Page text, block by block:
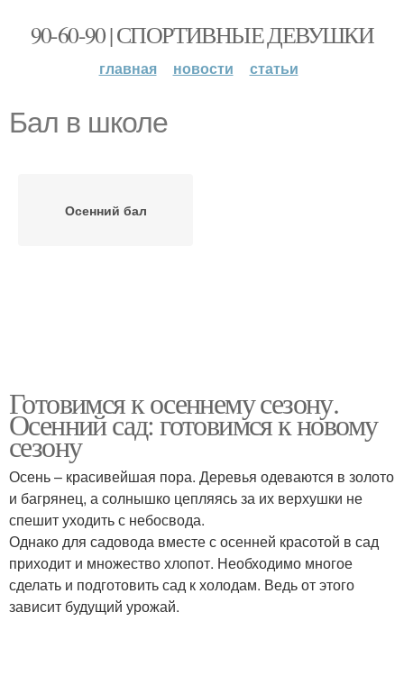
90-60-90 | СПОРТИВНЫЕ ДЕВУШКИ
главная новости статьи
Бал в школе
Осенний бал
Готовимся к осеннему сезону.
Осенний сад: готовимся к новому
сезону
Осень – красивейшая пора. Деревья одеваются в золото
и багрянец, а солнышко цепляясь за их верхушки не
спешит уходить с небосвода.
Однако для садовода вместе с осенней красотой в сад
приходит и множество хлопот. Необходимо многое
сделать и подготовить сад к холодам. Ведь от этого
зависит будущий урожай.